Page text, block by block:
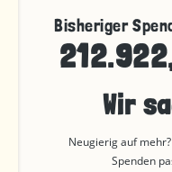
Bisheriger
Wir
Neugierig auf
Spenden